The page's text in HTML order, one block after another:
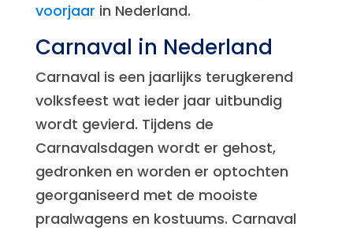
voorjaar in Nederland.
Carnaval in Nederland
Carnaval is een jaarlijks terugkerend
volksfeest wat ieder jaar uitbundig
wordt gevierd. Tijdens de
Carnavalsdagen wordt er gehost,
gedronken en worden er optochten
georganiseerd met de mooiste
praalwagens en kostuums. Carnaval